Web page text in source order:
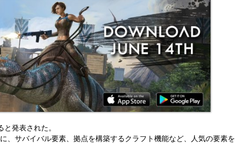
発表された。
、サバイバル要素、拠点を構築するクラフト機能など、人気の要素を